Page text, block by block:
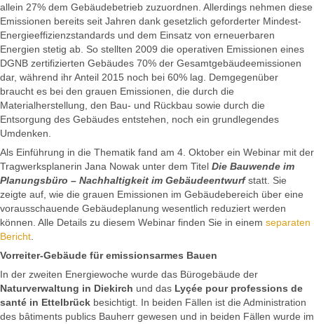
allein 27% dem Gebäudebetrieb zuzuordnen. Allerdings nehmen diese
Emissionen bereits seit Jahren dank gesetzlich geforderter Mindest-
Energieeffizienzstandards und dem Einsatz von erneuerbaren
Energien stetig ab. So stellten 2009 die operativen Emissionen eines
DGNB zertifizierten Gebäudes 70% der Gesamtgebäudeemissionen
dar, während ihr Anteil 2015 noch bei 60% lag. Demgegenüber
braucht es bei den grauen Emissionen, die durch die
Materialherstellung, den Bau- und Rückbau sowie durch die
Entsorgung des Gebäudes entstehen, noch ein grundlegendes
Umdenken.
Als Einführung in die Thematik fand am 4. Oktober ein Webinar mit der
Tragwerksplanerin Jana Nowak unter dem Titel Die Bauwende im
Planungsbüro – Nachhaltigkeit im Gebäudeentwurfstatt. Sie
zeigte auf, wie die grauen Emissionen im Gebäudebereich über eine
vorausschauende Gebäudeplanung wesentlich reduziert werden
können. Alle Details zu diesem Webinar finden Sie in einem separaten
Bericht.
Vorreiter-Gebäude für emissionsarmes Bauen
In der zweiten Energiewoche wurde das Bürogebäude der
Naturverwaltung in Diekirch und das Lyçée pour professions de
santé in Ettelbrück besichtigt. In beiden Fällen ist die Administration
des bâtiments publics Bauherr gewesen und in beiden Fällen wurde im